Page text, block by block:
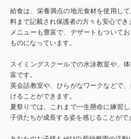
給食は、栄養満点の地元食材を使用し
料まで記載され保護者の方々も安心でき
メニューも豊富で、デザートもついて
ものになっています。
スイミングスクールでの水泳教室や、
富です。
英会話教室や、ひらがなワークなどで
けることができます。
夏祭りでは、これまで一生懸命に練習
子供たちが成長する姿を感じることがで